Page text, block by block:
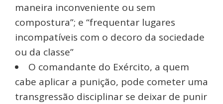
maneira inconveniente ou sem
compostura”; e “frequentar lugares
incompatíveis com o decoro da sociedade
ou da classe”
O comandante do Exército, a quem
cabe aplicar a punição, pode cometer uma
transgressão disciplinar se deixar de punir